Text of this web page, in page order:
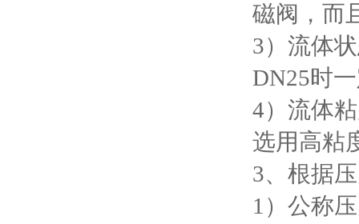
磁阀，而
3）流体
DN25时
4）流体
选用高粘
3、根据
1）公称